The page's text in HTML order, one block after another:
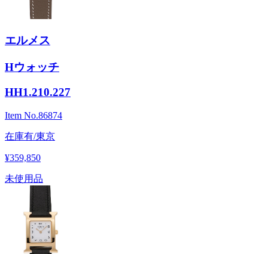
エルメス
Hウォッチ
HH1.210.227
Item No.86874
在庫有/東京
¥359,850
未使用品